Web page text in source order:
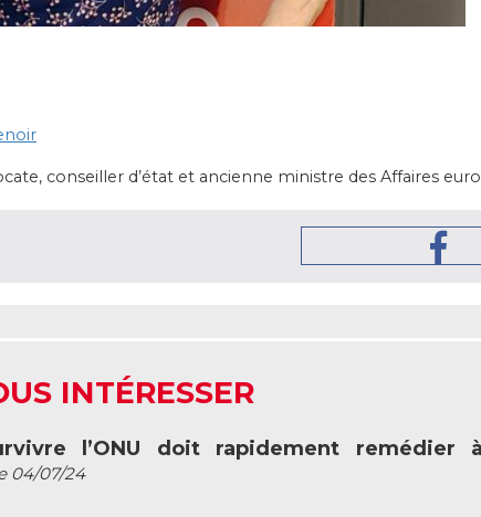
conseiller d’état et ancienne ministre des Affaires
INTÉRESSER
l’ONU doit rapidement remédier
04/07/24